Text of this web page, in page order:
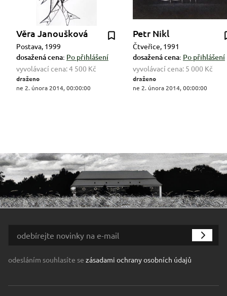
Věra Janoušková
Postava, 1999
dosažená cena: Po přihlášení
vyvolávací cena:4 500 Kč
draženo
ne 2. února 2014, 00:00:00
Petr Nikl
Čtveřice, 1991
dosažená cena: Po přihlášení
vyvolávací cena: 5 000 Kč
draženo
ne 2. února 2014, 00:00:00
odesláním souhlasíte se zásadami ochrany osobních údajů